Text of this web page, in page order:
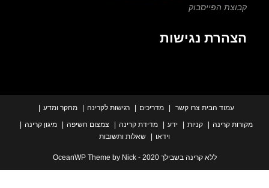
הפייסבוק
נגישות
עמוד הבית צרו קשר מדריכים רגישות לקרינה
מחקר ומדע
קרינה
קניות ידע מדידת קרינה צמצום חשיפה
מיגון קרינה
שאלות ותשובות
ללא קרינה בשבילך 2020 - OceanWP Theme by Nick